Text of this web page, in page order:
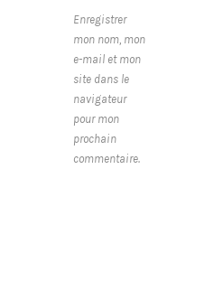
Enregistrer
mon nom, mon
e-mail et mon
site dans le
navigateur
pour mon
prochain
commentaire.